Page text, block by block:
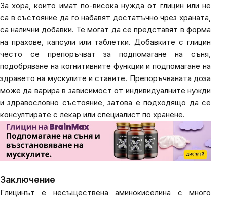
За хора, които имат по-висока нужда от глицин или не
са в състояние да го набавят достатъчно чрез храната,
са налични добавки. Те могат да се представят в форма
на прахове, капсули или таблетки. Добавките с глицин
често се препоръчват за подпомагане на съня,
подобряване на когнитивните функции и подпомагане на
здравето на мускулите и ставите. Препоръчваната доза
може да варира в зависимост от индивидуалните нужди
и здравословно състояние, затова е подходящо да се
консултирате с лекар или специалист по хранене.
Заключение
Глицинът е несъществена аминокиселина с много